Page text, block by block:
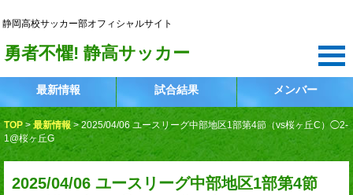
静岡高校サッカー部オフィシャルサイト
勇者不懼! 静高サッカー
最新情報 試合結果 メンバー
TOP > 最新情報 > 2025/04/06 ユースリーグ中部地区1部第4節（vs桜ヶ丘C）◯2-
1@桜ヶ丘G
2025/04/06 ユースリーグ中部地区1部第4節